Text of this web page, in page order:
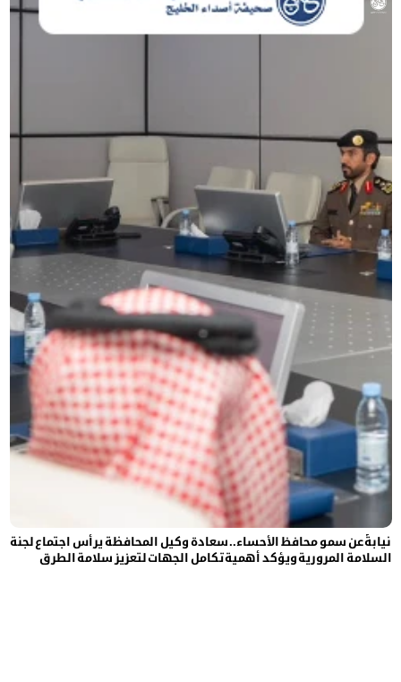
نيابةً عن سمو محافظ الأحساء.. سعادة وكيل المحافظة يرأس اجتماع لجنة
السلامة المرورية ويؤكد أهمية تكامل الجهات لتعزيز سلامة الطرق